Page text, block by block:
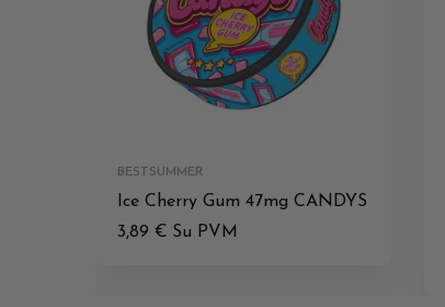
BESTSUMMER
Ice Cherry Gum 47mg CANDYS
3,89 € Su PVM